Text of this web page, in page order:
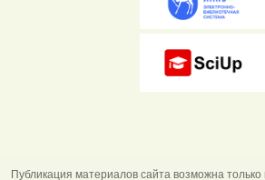
Публикация материалов сайта возможна